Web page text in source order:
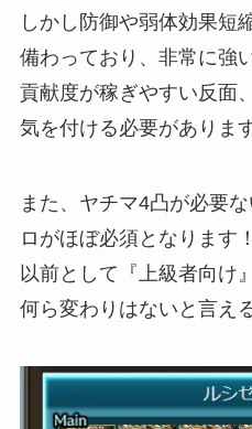
しかし防御や弱体効果短
備わっており、非常に強
貢献度が稼ぎやすい反面
気を付ける必要がありま
また、ヤチマ4凸が必要
ロがほぼ必須となります！
以前として『上級者向け
何ら変わりはないと言え